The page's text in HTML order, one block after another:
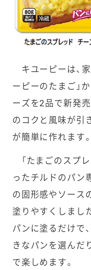
キユーピーは、
ーピーのたまご」
ーズを2品で新発
のコクと風味が引
が簡単に作れます。
「たまごのスプレ
ったチルドのパン
の固形感やソース
塗りやすくしまし
パンに塗るだけで
きなパンを選んだ
で楽しめます。